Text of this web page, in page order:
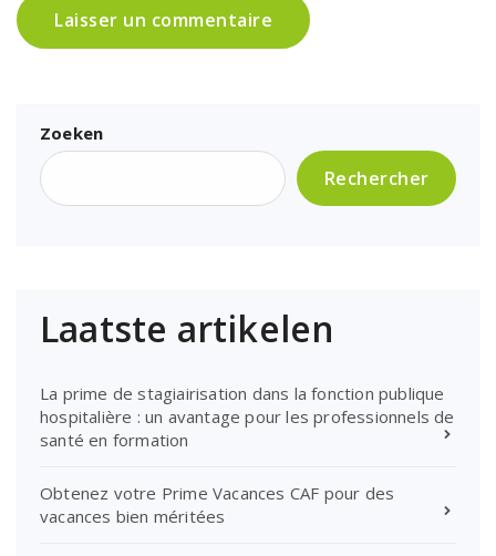
Zoeken
Rechercher
Laatste artikelen
La prime de stagiairisation dans la fonction publique
hospitalière : un avantage pour les professionnels de
santé en formation
Obtenez votre Prime Vacances CAF pour des
vacances bien méritées